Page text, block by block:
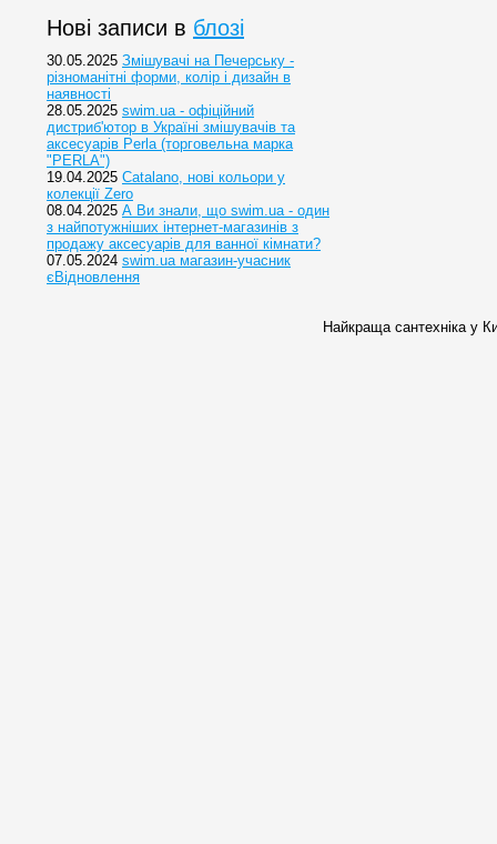
Нові записи в блозі
30.05.2025 Змішувачі на Печерську -
різноманітні форми, колір і дизайн в
наявності
28.05.2025 swim.ua - офіційний
дистриб'ютор в Україні змішувачів та
аксесуарів Perla (торговельна марка
"PERLA")
19.04.2025 Catalano, нові кольори у
колекції Zero
08.04.2025 А Ви знали, що swim.ua - один
з найпотужніших інтернет-магазинів з
продажу аксесуарів для ванної кімнати?
07.05.2024 swim.ua магазин-учасник
єВідновлення
Найкраща сантехніка у